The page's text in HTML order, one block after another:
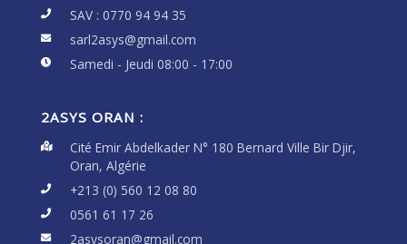
SAV : 0770 94 94 35
sarl2asys@gmail.com
Samedi - Jeudi 08:00 - 17:00
2ASYS ORAN :
Cité Emir Abdelkader N° 180 Bernard Ville Bir Djir,
Oran, Algérie
+213 (0) 560 12 08 80
0561 61 17 26
2asysoran@gmail.com